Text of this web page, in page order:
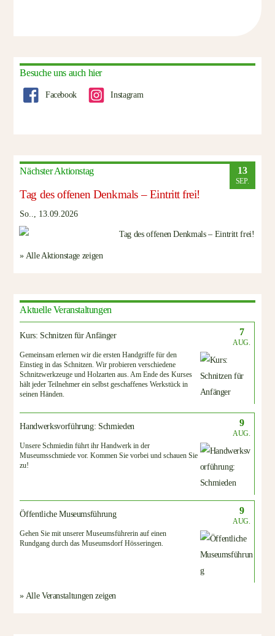
Besuche uns auch hier
Facebook Instagram
Nächster Aktionstag 13
SEP.
Tag des offenen Denkmals – Eintritt frei!
So.., 13.09.2026
» Alle Aktionstage zeigen
Aktuelle Veranstaltungen
Kurs: Schnitzen für Anfänger 7
AUG.
Gemeinsam erlernen wir die ersten Handgriffe für den
Einstieg in das Schnitzen. Wir probieren verschiedene
Schnitzwerkzeuge und Holzarten aus. Am Ende des Kurses
hält jeder Teilnehmer ein selbst geschaffenes Werkstück in
seinen Händen.
Handwerksvorführung: Schmieden 9
AUG.
Unsere Schmiedin führt ihr Handwerk in der
Museumsschmiede vor. Kommen Sie vorbei und schauen Sie
zu!
Öffentliche Museumsführung 9
AUG.
Gehen Sie mit unserer Museumsführerin auf einen
Rundgang durch das Museumsdorf Hösseringen.
» Alle Veranstaltungen zeigen